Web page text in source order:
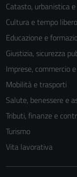
Catasto, urbanistica e
Cultura e tempo libero
Educazione e
Giustizia, sicurezza
Imprese, commercio
Mobilità e trasporti
Salute, benessere e
Tributi, finanze e
Turismo
Vita lavorativa